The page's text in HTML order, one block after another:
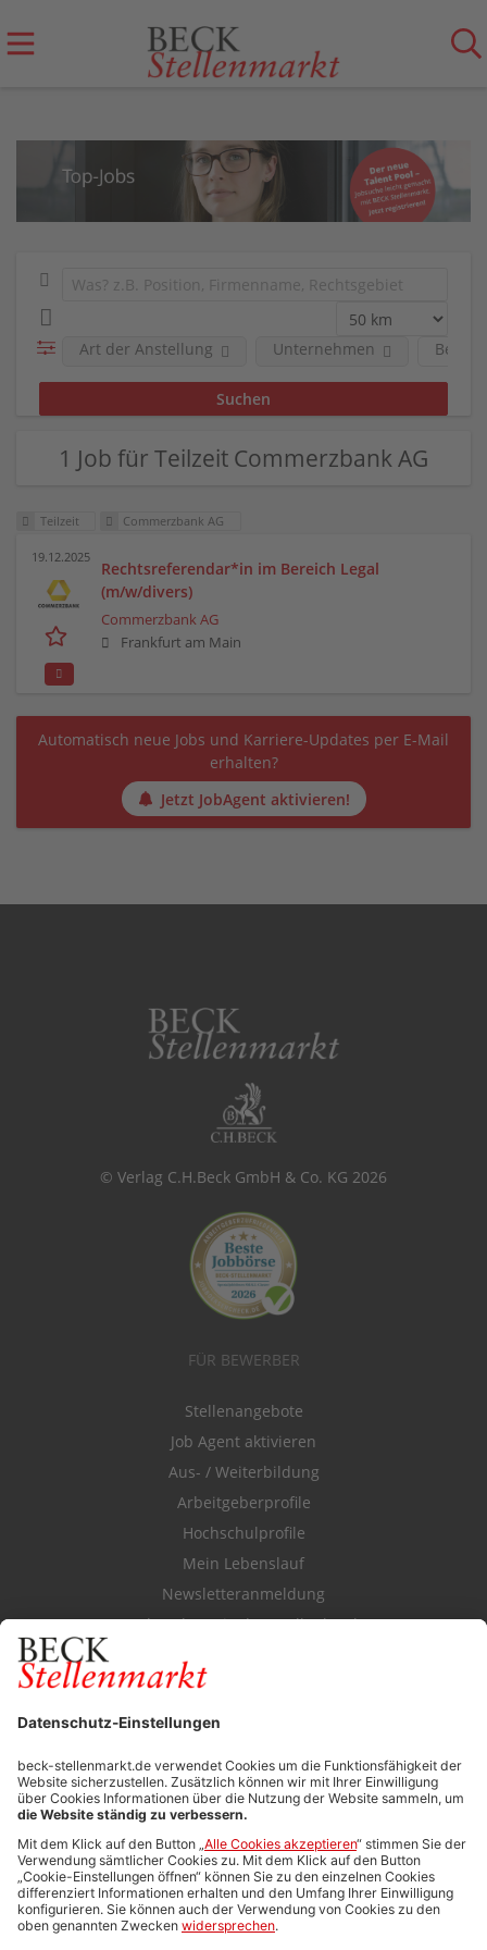
Art der Anstellung Unternehmen
1 Job für Teilzeit Commerzbank AG
Teilzeit Commerzbank AG
19.12.2025
Rechtsreferendar*in im Bereich Legal
(m/w/divers)
Commerzbank AG
Frankfurt am Main
Automatisch neue Jobs und Karriere-Updates per E-Mail
erhalten?
Jetzt JobAgent aktivieren!
© Verlag C.H.Beck GmbH & Co. KG 2026
FÜR BEWERBER
Stellenangebote
Job Agent aktivieren
Aus- / Weiterbildung
Arbeitgeberprofile
Hochschulprofile
Mein Lebenslauf
Newsletteranmeldung
Durchsuchen Sie den Stellenkatalog
FÜR ARBEITGEBER
Stellenmarktpreise
Anzeigen-AGB
Media-Daten
Newsletteranmeldung
Produktübersicht
ALLGEMEIN